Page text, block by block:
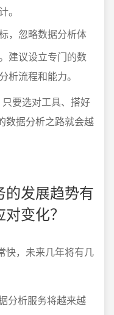
。
，忽略数据分析体
建议设立专门的数
析流程和能力。
要选对工具、搭好
数据分析之路就会越
的发展趋势有
变化？
快，未来几年将有几
分析服务将越来越